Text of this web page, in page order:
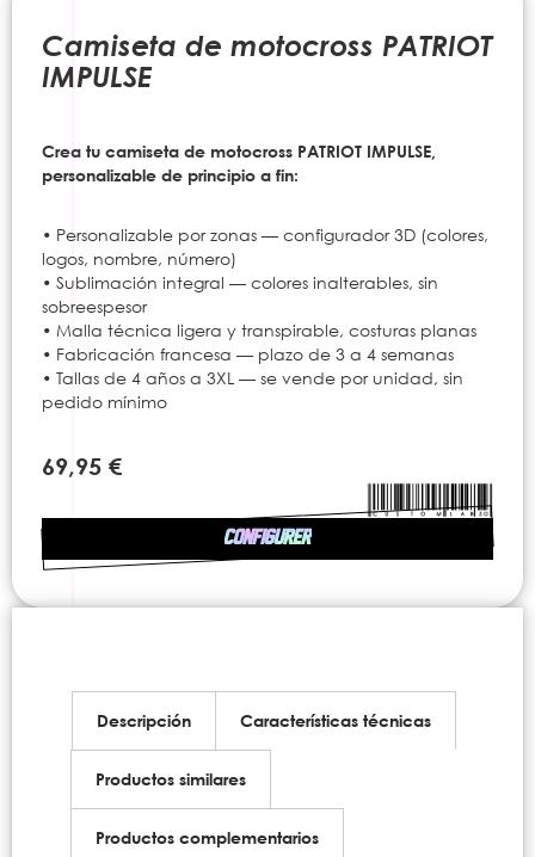
Camiseta de motocross PATRIOT
IMPULSE
Crea tu camiseta de motocross PATRIOT IMPULSE,
personalizable de principio a fin:
• Personalizable por zonas — configurador 3D (colores,
logos, nombre, número)
• Sublimación integral — colores inalterables, sin
sobreespesor
• Malla técnica ligera y transpirable, costuras planas
• Fabricación francesa — plazo de 3 a 4 semanas
• Tallas de 4 años a 3XL — se vende por unidad, sin
pedido mínimo
CONFIGURER
69,95 €
beginning
gallery
Descripción Características técnicas
Productos similares
Productos complementarios